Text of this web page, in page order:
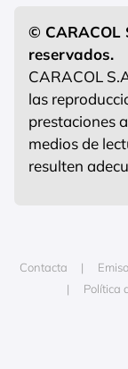
© CARACOL
reservados.
CARACOL
las
prestaciones
medios de
resulten
Contacta
Política